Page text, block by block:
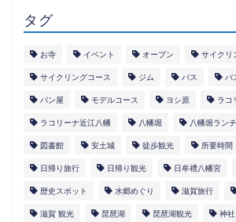
タグ
お寺 イベント オープン サイクリ
サイクリングコース ジム バス バ
パン屋 モデルコース ヨシ原 ラコ
ラコリーナ近江八幡 八幡堀 八幡堀ランチ
図書館 安土城 徒歩観光 所要時間
日帰り旅行 日帰り観光 日牟禮八幡宮
歴史スポット 水郷めぐり 滋賀旅行
滋賀 観光 琵琶湖 琵琶湖観光 神社